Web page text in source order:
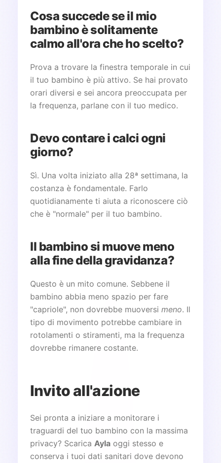
Cosa succede se il mio
bambino è solitamente
calmo all'ora che ho scelto?
Prova a trovare la finestra temporale in cui
il tuo bambino è più attivo. Se hai provato
orari diversi e sei ancora preoccupata per
la frequenza, parlane con il tuo medico.
Devo contare i calci ogni
giorno?
Sì. Una volta iniziato alla 28ª settimana, la
costanza è fondamentale. Farlo
quotidianamente ti aiuta a riconoscere ciò
che è "normale" per il tuo bambino.
Il bambino si muove meno
alla fine della gravidanza?
Questo è un mito comune. Sebbene il
bambino abbia meno spazio per fare
"capriole", non dovrebbe muoversi meno. Il
tipo di movimento potrebbe cambiare in
rotolamenti o stiramenti, ma la frequenza
dovrebbe rimanere costante.
Invito all'azione
Sei pronta a iniziare a monitorare i
traguardi del tuo bambino con la massima
privacy? Scarica Ayla oggi stesso e
conserva i tuoi dati sanitari dove devono